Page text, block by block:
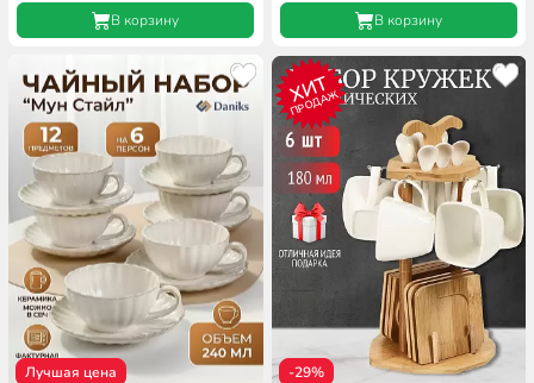
В корзину В корзину
Лучшая цена
ХИТ
ПРОДАЖ
-29%